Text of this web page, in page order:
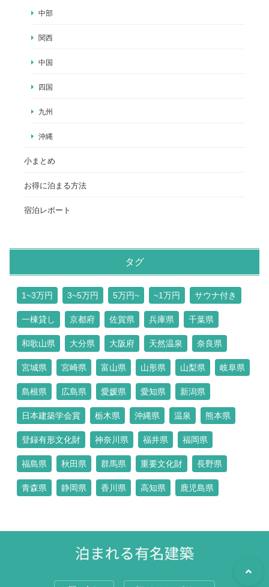
中部
関西
中国
四国
九州
沖縄
小まとめ
お得に泊まる方法
宿泊レポート
タグ
1~3万円 3~5万円 5万円~ ~1万円 サウナ付き
一棟貸し 京都府 佐賀県 兵庫県 千葉県
和歌山県 大分県 大阪府 天然温泉 奈良県
宮城県 宮崎県 富山県 山形県 山梨県 岐阜県
島根県 広島県 愛媛県 愛知県 新潟県
日本建築学会賞 栃木県 沖縄県 温泉 熊本県
登録有形文化財 神奈川県 福井県 福岡県
福島県 秋田県 群馬県 重要文化財 長野県
青森県 静岡県 香川県 高知県 鹿児島県